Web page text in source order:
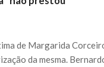
de Margarida
da mesma.